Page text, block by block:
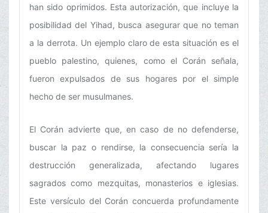
han sido oprimidos. Esta autorización, que incluye la
posibilidad del Yihad, busca asegurar que no teman
a la derrota. Un ejemplo claro de esta situación es el
pueblo palestino, quienes, como el Corán señala,
fueron expulsados de sus hogares por el simple
hecho de ser musulmanes.
El Corán advierte que, en caso de no defenderse,
buscar la paz o rendirse, la consecuencia sería la
destrucción generalizada, afectando lugares
sagrados como mezquitas, monasterios e iglesias.
Este versículo del Corán concuerda profundamente